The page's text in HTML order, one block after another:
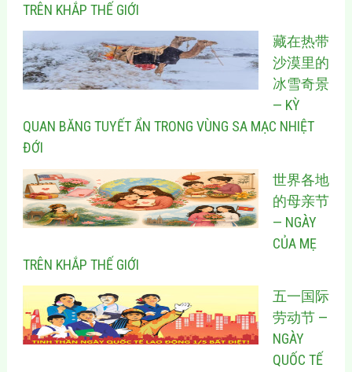
TRÊN KHẮP THẾ GIỚI
藏在热带
沙漠里的
冰雪奇景
— KỲ
QUAN BĂNG TUYẾT ẨN TRONG VÙNG SA MẠC NHIỆT
ĐỚI
世界各地
的母亲节
— NGÀY
CỦA MẸ
TRÊN KHẮP THẾ GIỚI
五一国际
劳动节 —
NGÀY
QUỐC TẾ